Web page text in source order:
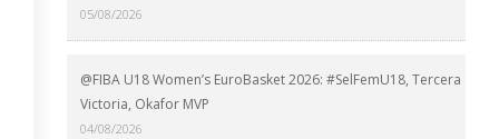
05/08/2026
@FIBA U18 Women’s EuroBasket 2026: #SelFemU18, Tercera
Victoria, Okafor MVP
04/08/2026